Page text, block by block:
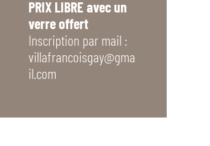
PRIX LIBRE avec un
verre offert
Inscription par mail :
villafrancoisgay@gma
il.com